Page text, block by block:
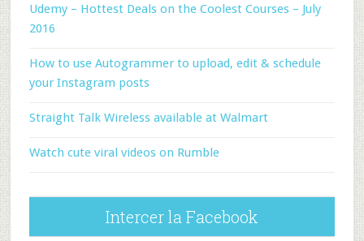
Udemy – Hottest Deals on the Coolest Courses – July
2016
How to use Autogrammer to upload, edit & schedule
your Instagram posts
Straight Talk Wireless available at Walmart
Watch cute viral videos on Rumble
Intercer la Facebook